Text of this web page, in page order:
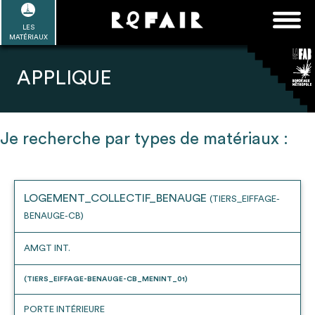
Passer
contenu
LES
MATÉRIAUX
EN SAVOIR PLUS
FAQ
Rechercher :
Refair mode d'emploi
1
Une fois connnecté, Télécharger les
APPLIQUE
Je recherche par types de matériaux :
LOGEMENT_COLLECTIF_BENAUGE (TIERS_EIFFAGE-
BENAUGE-CB)
AMGT INT.
(TIERS_EIFFAGE-BENAUGE-CB_MENINT_01)
PORTE INTÉRIEURE